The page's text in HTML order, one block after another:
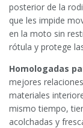
posterior de la
que les impide
en la moto sin
rótula y protege
Homologadas
mejores
materiales
mismo tiempo,
acolchadas y